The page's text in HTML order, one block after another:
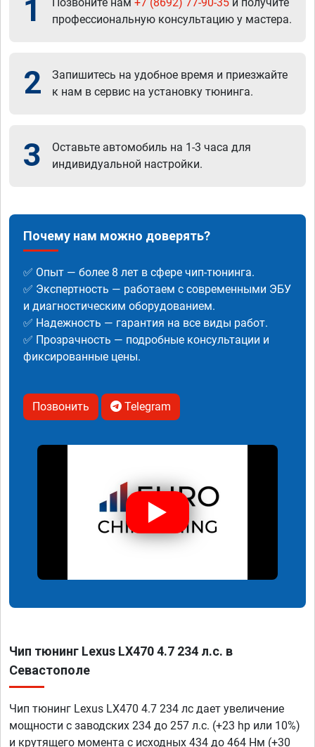
1
профессиональную консультацию у мастера.
2
Запишитесь на удобное время и приезжайте
к нам в сервис на установку тюнинга.
3
Оставьте автомобиль на 1-3 часа для
индивидуальной настройки.
Почему нам можно доверять?
✅ Опыт — более 8 лет в сфере чип-тюнинга.
✅ Экспертность — работаем с современными ЭБУ
и диагностическим оборудованием.
✅ Надежность — гарантия на все виды работ.
✅ Прозрачность — подробные консультации и
фиксированные цены.
Позвонить Telegram
Чип тюнинг Lexus LX470 4.7 234 л.с. в
Севастополе
Чип тюнинг Lexus LX470 4.7 234 лс дает увеличение
мощности с заводских 234 до 257 л.с. (+23 hp или 10%)
и крутящего момента с исходных 434 до 464 Нм (+30